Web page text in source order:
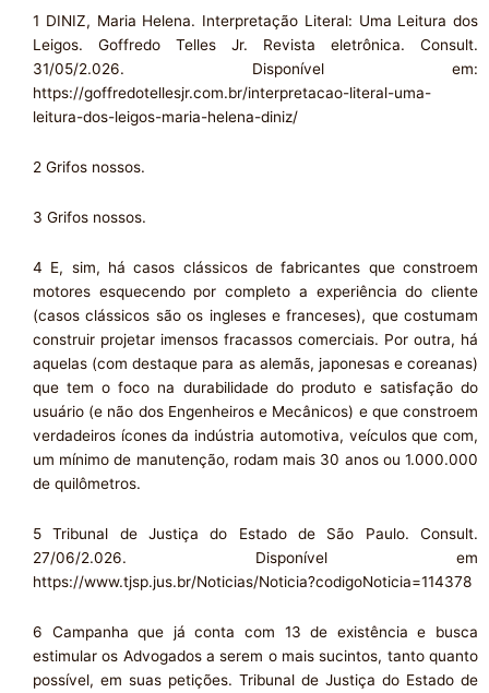
1 DINIZ, Maria Helena. Interpretação Literal: Uma Leitura dos
Leigos. Goffredo Telles Jr. Revista eletrônica. Consult.
31/05/2.026. Disponível em:
https://goffredotellesjr.com.br/interpretacao-literal-uma-
leitura-dos-leigos-maria-helena-diniz/
2 Grifos nossos.
3 Grifos nossos.
4 E, sim, há casos clássicos de fabricantes que constroem
motores esquecendo por completo a experiência do cliente
(casos clássicos são os ingleses e franceses), que costumam
construir projetar imensos fracassos comerciais. Por outra, há
aquelas (com destaque para as alemãs, japonesas e coreanas)
que tem o foco na durabilidade do produto e satisfação do
usuário (e não dos Engenheiros e Mecânicos) e que constroem
verdadeiros ícones da indústria automotiva, veículos que com,
um mínimo de manutenção, rodam mais 30 anos ou 1.000.000
de quilômetros.
5 Tribunal de Justiça do Estado de São Paulo. Consult.
27/06/2.026. Disponível em
https://www.tjsp.jus.br/Noticias/Noticia?codigoNoticia=114378
6 Campanha que já conta com 13 de existência e busca
estimular os Advogados a serem o mais sucintos, tanto quanto
possível, em suas petições. Tribunal de Justiça do Estado de